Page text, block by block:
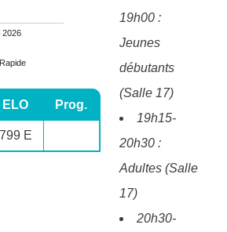
Rapide
2026
ELO Prog.
799 E
19h00 :
Jeunes
débutants
(Salle 17)
19h15-
20h30 :
Adultes (Salle
17)
20h30-